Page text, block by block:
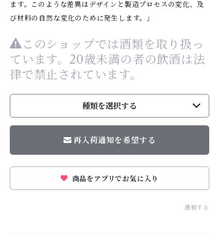
ます。このような差異はデザインと製造プロセスの変化、及
び材料の自然な変化のために発生します。」
このショップでは酒類を取り扱っ
ています。20歳未満の者の飲酒は法
律で禁止されています。
種類を選択する
再入荷通知を希望する
商品をアプリでお気に入り
通報する